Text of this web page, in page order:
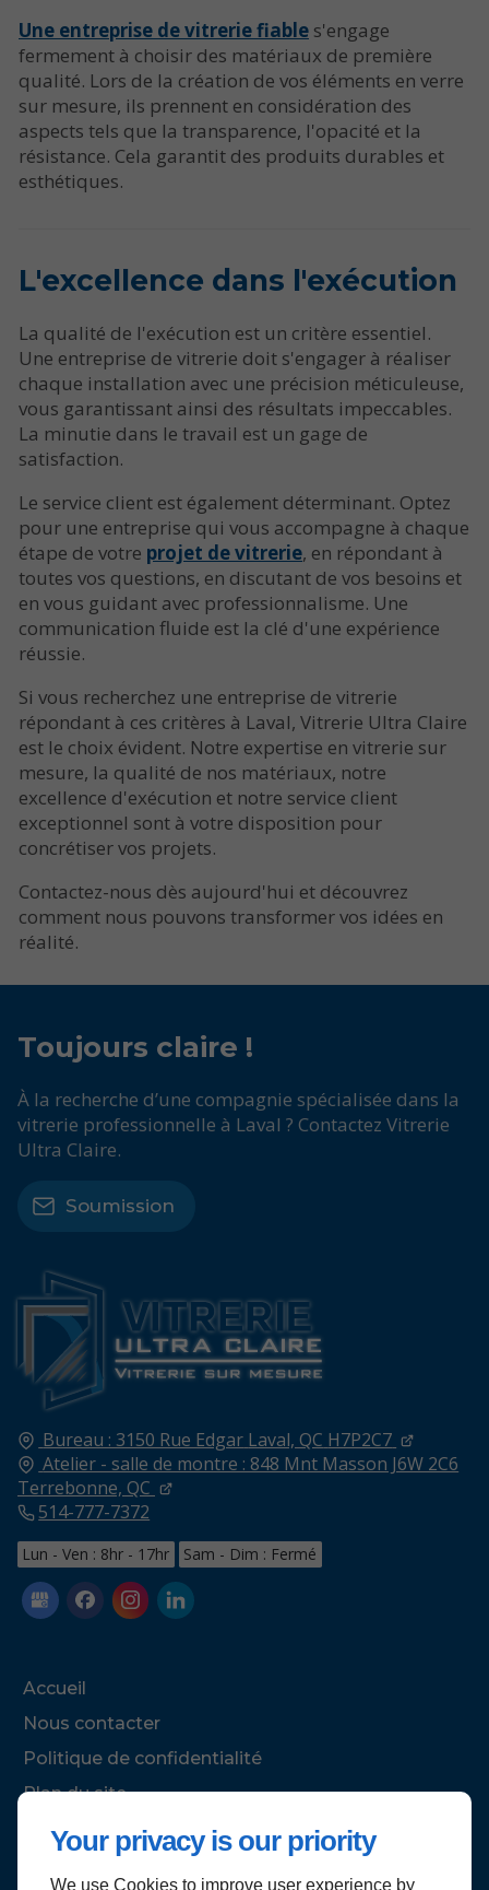
Your privacy is our priority
We use Cookies to improve user experience by
Une entreprise de vitrerie fiable s'engage
fermement à choisir des matériaux de première
qualité. Lors de la création de vos éléments en verre
sur mesure, ils prennent en considération des
aspects tels que la transparence, l'opacité et la
résistance. Cela garantit des produits durables et
esthétiques.
L'excellence dans l'exécution
La qualité de l'exécution est un critère essentiel.
Une entreprise de vitrerie doit s'engager à réaliser
chaque installation avec une précision méticuleuse,
vous garantissant ainsi des résultats impeccables.
La minutie dans le travail est un gage de
satisfaction.
Le service client est également déterminant. Optez
pour une entreprise qui vous accompagne à chaque
étape de votre projet de vitrerie, en répondant à
toutes vos questions, en discutant de vos besoins et
en vous guidant avec professionnalisme. Une
communication fluide est la clé d'une expérience
réussie.
Si vous recherchez une entreprise de vitrerie
répondant à ces critères à Laval, Vitrerie Ultra Claire
est le choix évident. Notre expertise en vitrerie sur
mesure, la qualité de nos matériaux, notre
excellence d'exécution et notre service client
exceptionnel sont à votre disposition pour
concrétiser vos projets.
Contactez-nous dès aujourd'hui et découvrez
comment nous pouvons transformer vos idées en
réalité.
Bureau : 3150 Rue Edgar Laval, QC H7P2C7
Atelier - salle de montre : 848 Mnt Masson J6W 2C6
Terrebonne, QC
514-777-7372
Lun - Ven : 8hr - 17hr Sam - Dim : Fermé
Accueil
Nous contacter
Politique de confidentialité
Plan du site
Toujours claire !
À la recherche d’une compagnie spécialisée dans la
vitrerie professionnelle à Laval ? Contactez Vitrerie
Ultra Claire.
Soumission